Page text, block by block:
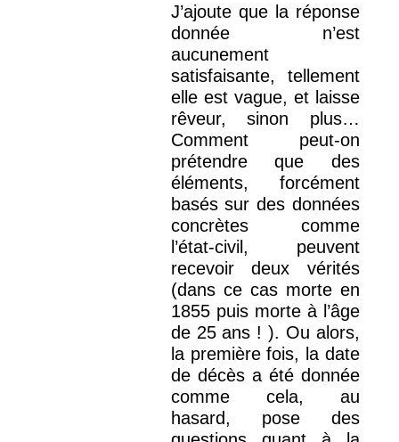
J’ajoute que la réponse
donnée n’est
aucunement
satisfaisante, tellement
elle est vague, et laisse
rêveur, sinon plus…
Comment peut-on
prétendre que des
éléments, forcément
basés sur des données
concrètes comme
l’état-civil, peuvent
recevoir deux vérités
(dans ce cas morte en
1855 puis morte à l’âge
de 25 ans ! ). Ou alors,
la première fois, la date
de décès a été donnée
comme cela, au
hasard, pose des